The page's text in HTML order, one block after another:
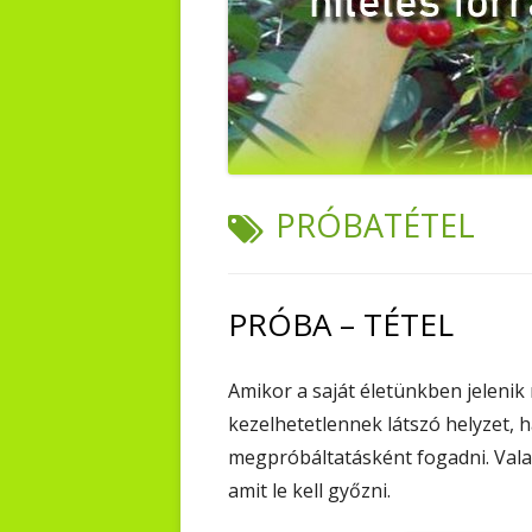
TAG:
PRÓBATÉTEL
PRÓBA – TÉTEL
Amikor a saját életünkben
kezelhetetlennek látszó helyzet,
megpróbáltatásként fogadni.
amit le kell győzni.